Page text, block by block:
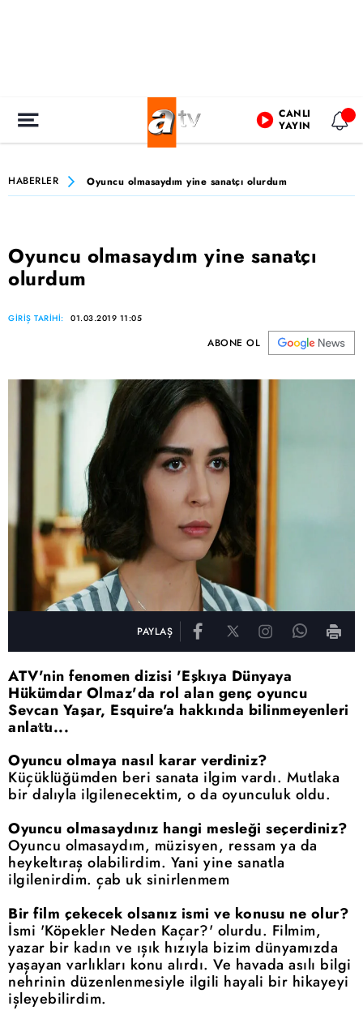
CANLI
YAYIN
HABERLER Oyuncu olmasaydım yine sanatçı olurdum
Oyuncu olmasaydım yine sanatçı
olurdum
GİRİŞ TARİHİ: 01.03.2019 11:05
ABONE OL
PAYLAŞ
ATV'nin fenomen dizisi 'Eşkıya Dünyaya
Hükümdar Olmaz'da rol alan genç oyuncu
Sevcan Yaşar, Esquire'a hakkında bilinmeyenleri
anlattı...
Oyuncu olmaya nasıl karar verdiniz?
Küçüklüğümden beri sanata ilgim vardı. Mutlaka
bir dalıyla ilgilenecektim, o da oyunculuk oldu.
Oyuncu olmasaydınız hangi mesleği seçerdiniz?
Oyuncu olmasaydım, müzisyen, ressam ya da
heykeltıraş olabilirdim. Yani yine sanatla
ilgilenirdim. çab uk sinirlenmem
Bir film çekecek olsanız ismi ve konusu ne olur?
İsmi 'Köpekler Neden Kaçar?' olurdu. Filmim,
yazar bir kadın ve ışık hızıyla bizim dünyamızda
yaşayan varlıkları konu alırdı. Ve havada asılı bilgi
nehrinin düzenlenmesiyle ilgili hayali bir hikayeyi
işleyebilirdim.